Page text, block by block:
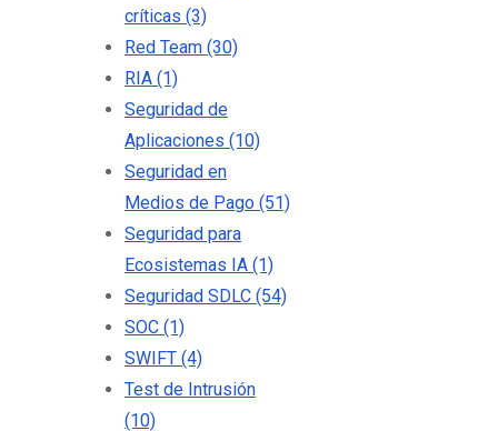
críticas (3)
Red Team (30)
RIA (1)
Seguridad de
Aplicaciones (10)
Seguridad en
Medios de Pago (51)
Seguridad para
Ecosistemas IA (1)
Seguridad SDLC (54)
SOC (1)
SWIFT (4)
Test de Intrusión
(10)